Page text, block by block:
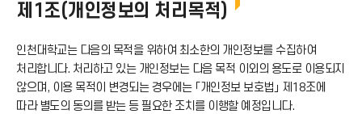
제1조(개인정보의 처리목적)
인천대학교는 다음의 목적을 위하여 최소한의 개인정보를 수집하여
처리합니다. 처리하고 있는 개인정보는 다음 목적 이외의 용도로 이용되지
않으며, 이용 목적이 변경되는 경우에는 「개인정보 보호법」 제18조에
따라 별도의 동의를 받는 등 필요한 조치를 이행할 예정입니다.